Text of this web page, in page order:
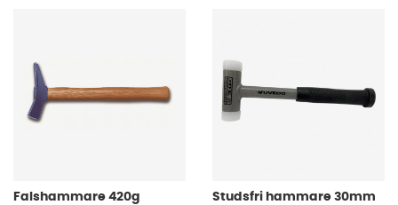
Falshammare 420g Studsfri hammare 30mm